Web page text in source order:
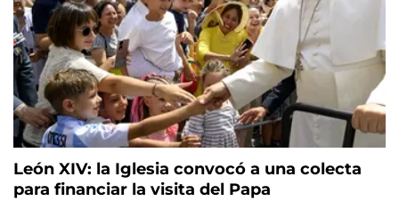
León XIV: la Iglesia convocó a una colecta
para financiar la visita del Papa